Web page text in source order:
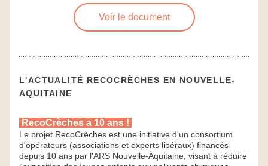
Voir le document
L'ACTUALITÉ RECOCRÈCHES EN NOUVELLE-
AQUITAINE
RecoCrèches a 10 ans !
Le projet RecoCrèches est une initiative d'un consortium
d'opérateurs (associations et experts libéraux) financés
depuis 10 ans par l'ARS Nouvelle-Aquitaine , visant à réduire